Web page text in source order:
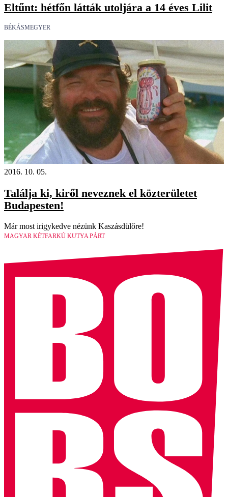
Eltűnt: hétfőn látták utoljára a 14 éves Lilit
BÉKÁSMEGYER
2016. 10. 05.
Találja ki, kiről neveznek el közterületet
Budapesten!
Már most irigykedve nézünk Kaszásdülőre!
MAGYAR KÉTFARKÚ KUTYA PÁRT